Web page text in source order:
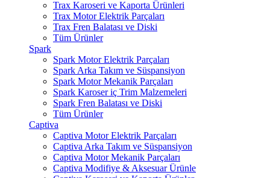
Trax Karoseri ve Kaporta Ürünleri
Trax Motor Elektrik Parçaları
Trax Fren Balatası ve Diski
Tüm Ürünler
Spark
Spark Motor Elektrik Parçaları
Spark Arka Takım ve Süspansiyon
Spark Motor Mekanik Parçaları
Spark Karoser iç Trim Malzemeleri
Spark Fren Balatası ve Diski
Tüm Ürünler
Captiva
Captiva Motor Elektrik Parçaları
Captiva Arka Takım ve Süspansiyon
Captiva Motor Mekanik Parçaları
Captiva Modifiye & Aksesuar Ürünle